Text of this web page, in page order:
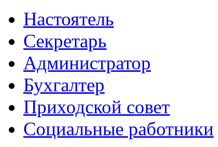
Настоятель
Секретарь
Администратор
Бухгалтер
Приходской совет
Социальные работники